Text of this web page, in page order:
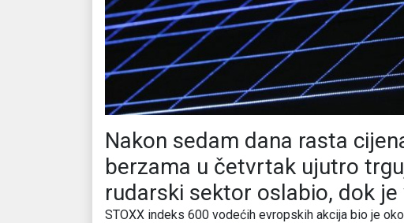
Nakon sedam dana rasta
berzama u četvrtak ujutro
rudarski sektor oslabio, dok
STOXX indeks 600 vodećih evropskih akcija bio je